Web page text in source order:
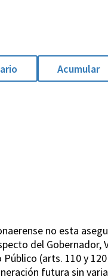
Acumular
no esta
del
(arts. 110 y
futura sin